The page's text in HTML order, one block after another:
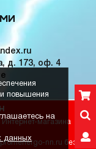
д. 173, оф. 4
магазина
nn.ru без
повышения
на
данных